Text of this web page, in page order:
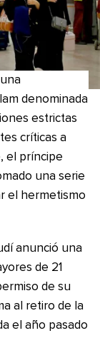
denominada
estrictas
críticas a
el príncipe
una serie
el hermetismo
anunció una
de 21
de su
al retiro de la
el año pasado